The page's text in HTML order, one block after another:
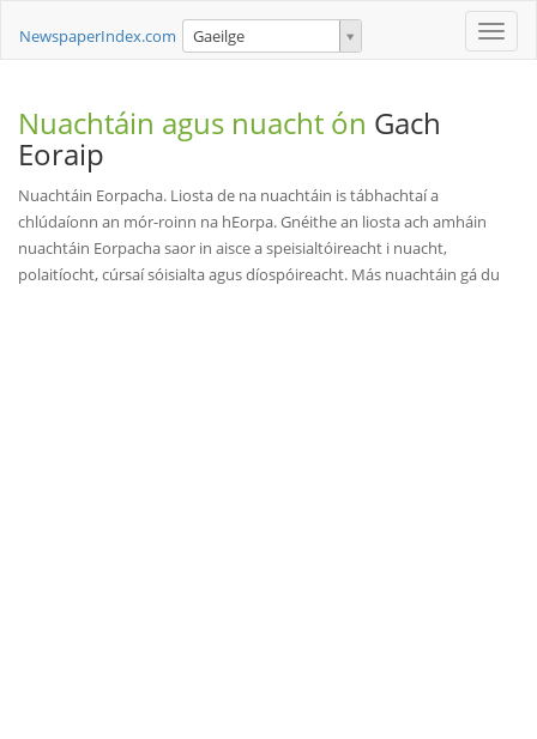
Toggle
NewspaperIndex.com Gaeilge
Nuachtáin agus nuacht ón Gach
Eoraip
Nuachtáin Eorpacha. Liosta de na nuachtáin is tábhachtaí a
chlúdaíonn an mór-roinn na hEorpa. Gnéithe an liosta ach amháin
nuachtáin Eorpacha saor in aisce a speisialtóireacht i nuacht,
polaitíocht, cúrsaí sóisialta agus díospóireacht. Más nuachtáin gá du